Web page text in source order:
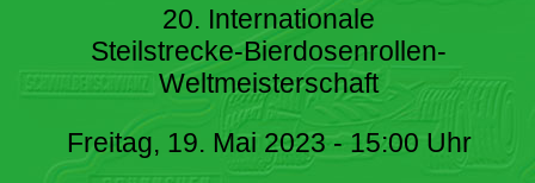
20. Internationale
Steilstrecke-Bierdosenrollen-
Weltmeisterschaft
Freitag, 19. Mai 2023 - 15:00 Uhr